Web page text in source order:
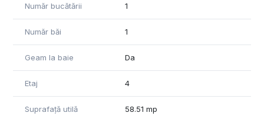
Număr bucătării 1
Număr băi 1
Geam la baie Da
Etaj 4
Suprafață utilă 58.51 mp